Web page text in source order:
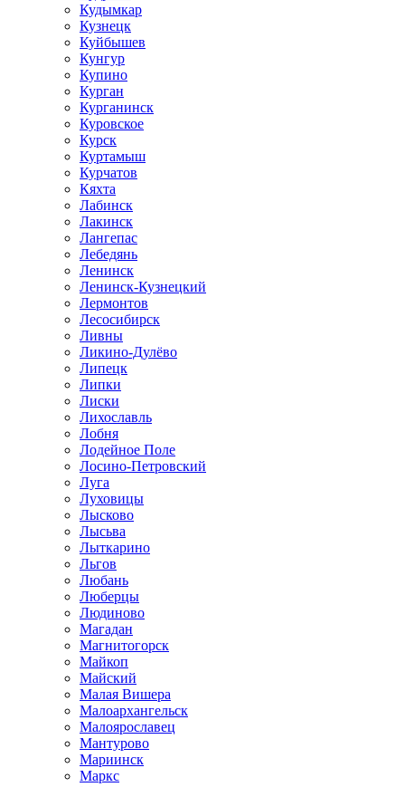
Кудымкар
Кузнецк
Куйбышев
Кунгур
Купино
Курган
Курганинск
Куровское
Курск
Куртамыш
Курчатов
Кяхта
Лабинск
Лакинск
Лангепас
Лебедянь
Ленинск
Ленинск-Кузнецкий
Лермонтов
Лесосибирск
Ливны
Ликино-Дулёво
Липецк
Липки
Лиски
Лихославль
Лобня
Лодейное Поле
Лосино-Петровский
Луга
Луховицы
Лысково
Лысьва
Лыткарино
Льгов
Любань
Люберцы
Людиново
Магадан
Магнитогорск
Майкоп
Майский
Малая Вишера
Малоархангельск
Малоярославец
Мантурово
Мариинск
Маркс